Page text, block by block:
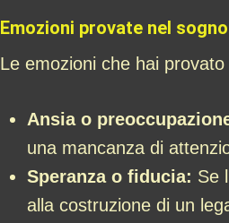
Emozioni provate nel
Le emozioni che hai
Ansia o
una mancanza di
Speranza o fiducia: Se
alla costruzione di un